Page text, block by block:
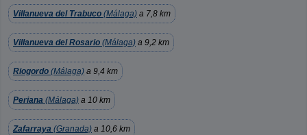
Villanueva del Trabuco (Málaga) a 7,8 km
Villanueva del Rosario (Málaga) a 9,2 km
Riogordo (Málaga) a 9,4 km
Periana (Málaga) a 10 km
Zafarraya (Granada) a 10,6 km